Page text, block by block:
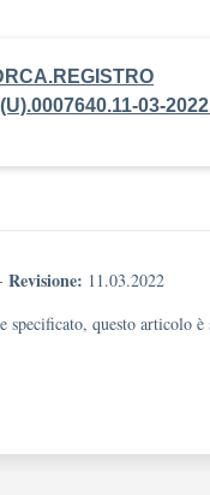
03-
Revisione: 11.03.2022
specificato, questo articolo